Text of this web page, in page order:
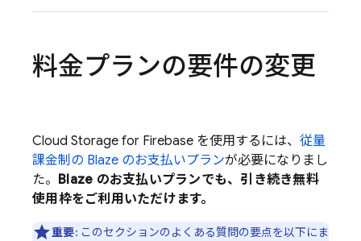
料金プランの要件の変更
Cloud Storage for Firebase を使用するには、 従量
課金制の Blaze のお支払いプランが必要になりまし
た。 Blaze のお支払いプランでも、引き続き無料
使用枠をご利用いただけます。
重要: このセクションのよくある質問の要点を以下にま